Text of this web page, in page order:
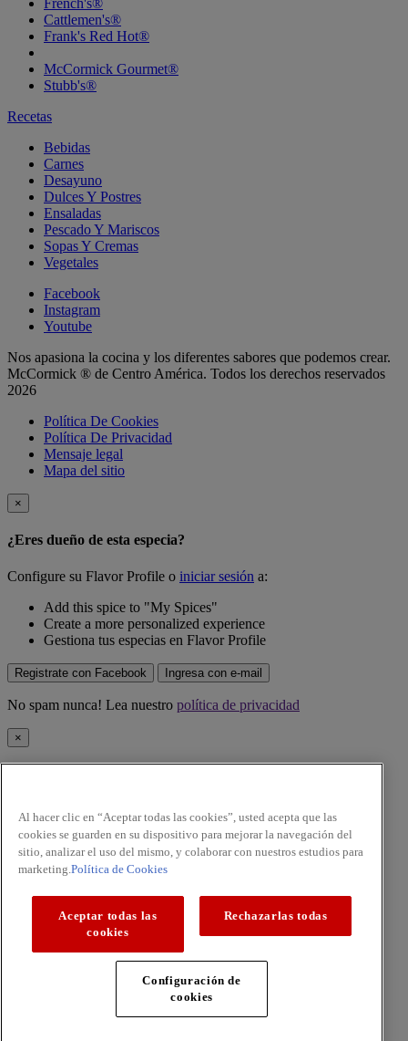
French's®
Cattlemen's®
Frank's Red Hot®
McCormick Gourmet®
Stubb's®
Recetas
Bebidas
Carnes
Desayuno
Dulces Y Postres
Ensaladas
Pescado Y Mariscos
Sopas Y Cremas
Vegetales
Facebook
Instagram
Youtube
Nos apasiona la cocina y los diferentes sabores que podemos crear.
McCormick ® de Centro América. Todos los derechos reservados
2026
Política De Cookies
Política De Privacidad
Mensaje legal
Mapa del sitio
×
¿Eres dueño de esta especia?
Configure su Flavor Profile o iniciar sesión a:
Add this spice to "My Spices"
Create a more personalized experience
Gestiona tus especias en Flavor Profile
Registrate con Facebook Ingresa con e-mail
No spam nunca! Lea nuestro política de privacidad
×
Esta especia ahora se ha agregado a su Flavor Profile, en "Mis
¡Ok lo tengo!
No spam nunca! Lea nuestropolítica de privacidad
Estas fuera deesta especia
Sí, me gustaría comprar más
Estás seguro de que desea eliminarde Mis Especias?
Al hacer clic en “Aceptar todas las cookies”, usted acepta que las
cookies se guarden en su dispositivo para mejorar la navegación del
sitio, analizar el uso del mismo, y colaborar con nuestros estudios para
marketing. Política de Cookies
Aceptar todas las
cookies
Rechazarlas todas
Configuración de
cookies